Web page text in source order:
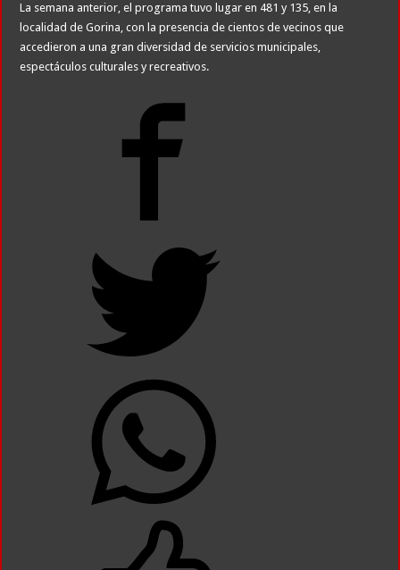
La semana anterior, el programa tuvo lugar en 481 y 135, en la
localidad de Gorina, con la presencia de cientos de vecinos que
accedieron a una gran diversidad de servicios municipales,
espectáculos culturales y recreativos.